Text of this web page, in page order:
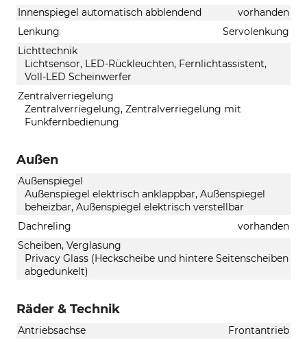
Innenspiegel automatisch abblendend
vorhanden
Lenkung
Servolenkung
Lichttechnik
Lichtsensor, LED-Rückleuchten, Fernlichtassistent,
Voll-LED Scheinwerfer
Zentralverriegelung
Zentralverriegelung, Zentralverriegelung mit
Funkfernbedienung
Außen
Außenspiegel
Außenspiegel elektrisch anklappbar, Außenspiegel
beheizbar, Außenspiegel elektrisch verstellbar
Dachreling
vorhanden
Scheiben, Verglasung
Privacy Glass (Heckscheibe und hintere Seitenscheiben
abgedunkelt)
Räder & Technik
Antriebsachse
Frontantrieb